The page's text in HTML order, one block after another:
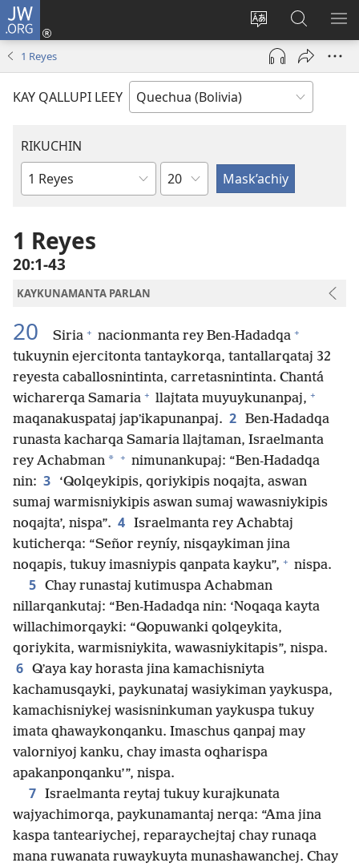
JW.ORG
Change
site
language
Yaykunapaj
(opens
window)
JW.ORG
nisqapi
1 Reyes
KAY QALLUPI LEEY
RIKUCHIN
Bibliamanta
Capítulo
1 Reyes
20:1-43
KAYKUNAMANTA PARLAN
20 Siria + nacionmanta rey Ben-Hadadqa +
tukuynin ejercitonta tantaykorqa, tantallarqataj 32
reyesta caballosnintinta, carretasnintinta. Chantá
wicharerqa Samaria + llajtata muyuykunanpaj, +
maqanakuspataj japʼikapunanpaj. 2 Ben-Hadadqa
runasta kacharqa Samaria llajtaman, Israelmanta
rey Achabman * + nimunankupaj: “Ben-Hadadqa
nin: 3
‘Qolqeykipis, qoriykipis noqajta, aswan
sumaj warmisniykipis aswan sumaj wawasniykipis
noqajta’, nispa”. 4 Israelmanta rey Achabtaj
kuticherqa: “Señor reyníy, nisqaykiman jina
noqapis, tukuy imasniypis qanpata kayku”, + nispa.
5 Chay runastaj kutimuspa Achabman
nillarqankutaj: “Ben-Hadadqa nin: ‘Noqaqa kayta
willachimorqayki: “Qopuwanki qolqeykita,
qoriykita, warmisniykita, wawasniykitapis”, nispa.
6 Qʼaya kay horasta jina kamachisniyta
kachamusqayki, paykunataj wasiykiman yaykuspa,
kamachisniykej wasisninkuman yaykuspa tukuy
imata qhawaykonqanku. Imaschus qanpaj may
valorniyoj kanku, chay imasta oqharispa
apakanponqanku’”, nispa.
7 Israelmanta reytaj tukuy kurajkunata
wajyachimorqa, paykunamantaj nerqa: “Ama jina
kaspa tanteariychej, reparaychejtaj chay runaqa
mana ruwanata ruwaykuyta munashawanchej. Chay